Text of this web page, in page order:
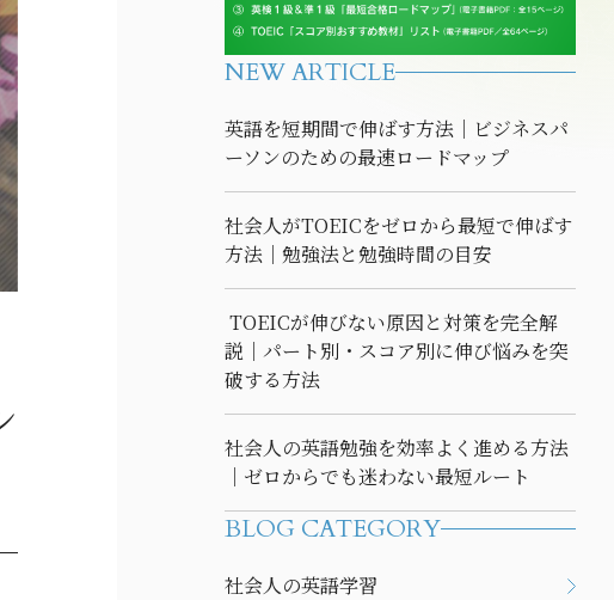
NEW ARTICLE
英語を短期間で伸ばす方法｜ビジネスパ
ーソンのための最速ロードマップ
社会人がTOEICをゼロから最短で伸ばす
方法｜勉強法と勉強時間の目安
TOEICが伸びない原因と対策を完全解
説｜パート別・スコア別に伸び悩みを突
破する方法
社会人の英語勉強を効率よく進める方法
｜ゼロからでも迷わない最短ルート
BLOG CATEGORY
社会人の英語学習